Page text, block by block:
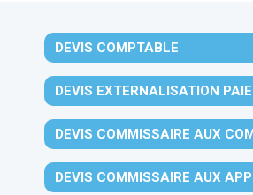
DEVIS COMPTABLE
DEVIS EXTERNALISATION PAIE
DEVIS COMMISSAIRE AUX
DEVIS COMMISSAIRE AUX